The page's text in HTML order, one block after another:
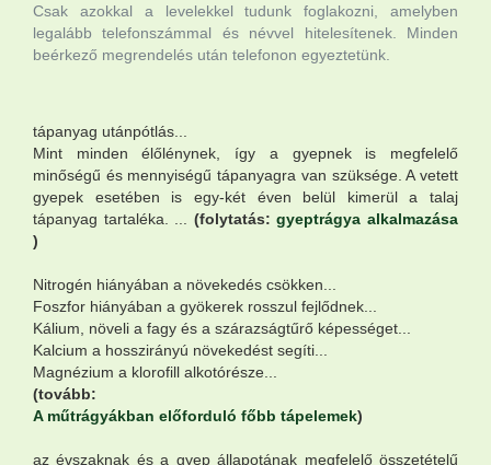
Csak azokkal a levelekkel tudunk foglakozni, amelyben
legalább telefonszámmal és névvel hitelesítenek. Minden
beérkező megrendelés után telefonon egyeztetünk.
tápanyag utánpótlás...
Mint minden élőlénynek, így a gyepnek is megfelelő
minőségű és mennyiségű tápanyagra van szüksége. A vetett
gyepek esetében is egy-két éven belül kimerül a talaj
tápanyag tartaléka. ... (folytatás:gyeptrágya alkalmazása
)
Nitrogén hiányában a növekedés csökken...
Foszfor hiányában a gyökerek rosszul fejlődnek...
Kálium, növeli a fagy és a szárazságtűrő képességet...
Kalcium a hosszirányú növekedést segíti...
Magnézium a klorofill alkotórésze...
(tovább:
A műtrágyákban előforduló főbb tápelemek)
az évszaknak és a gyep állapotának megfelelő összetételű